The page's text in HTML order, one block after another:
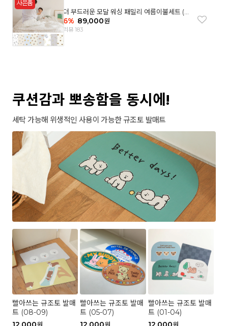
더 부드러운 모달 워싱 패밀리 여름이불세트 (8
컬러)
6% 89,000원
리뷰 183
쿠션감과 뽀송함을 동시에!
세탁 가능해 위생적인 사용이 가능한 규조토 발매트
빨아쓰는 규조토 발매
트 (08-09)
빨아쓰는 규조토 발매
트 (05-07)
빨아쓰는 규조토 발매
트 (01-04)